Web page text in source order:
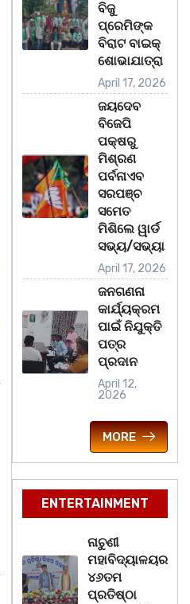
ବିଜୁ
ପ୍ରେମିଙ୍କ
ବିରାଟ ବାଇକ୍
ଶୋଭାଯାତ୍ରା
April 17, 2026
ଜୟଦେବ
ବିଜେପି
ପକ୍ଷରୁ
ମିଶ୍ରଣ
ପର୍ବନାଏବ
ସରପଞ୍ଚ
ସମେତ
ମିଶିଲେ ୱାର୍ଡ
ସଭ୍ୟ/ସଭ୍ୟା
April 17, 2026
ଜନଗଣନା
କାର୍ଯ୍ୟକ୍ରମ
ପାଇଁ ନିଯୁକ୍ତି
ପତ୍ର
ପ୍ରଦାନ
April 12,
2026
MORE
ENTERTAINMENT
ନାଚୁଣୀ
ମହାବିଦ୍ୟାଳୟର
୪୬ତମ
ପ୍ରତିଷ୍ଠା